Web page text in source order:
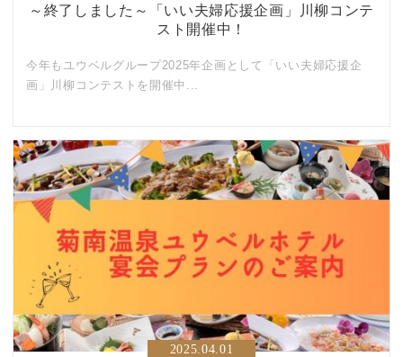
～終了しました～「いい夫婦応援企画」川柳コンテ
スト開催中！
今年もユウベルグループ2025年企画として「いい夫婦応援企
画」川柳コンテストを開催中...
2025.04.01